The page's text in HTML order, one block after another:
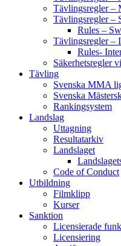
Tävlingsregler –
Tävlingsregler –
Rules –
Tävlingsregler –
Rules-
Säkerhetsregler
Tävling
Svenska MMA
Svenska
Rankingsystem
Landslag
Uttagning
Resultatarkiv
Landslaget
Code of Conduct
Utbildning
Filmklipp
Kurser
Sanktion
Licensierade
Licensiering